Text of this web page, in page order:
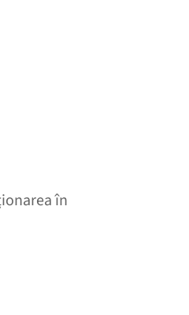
în